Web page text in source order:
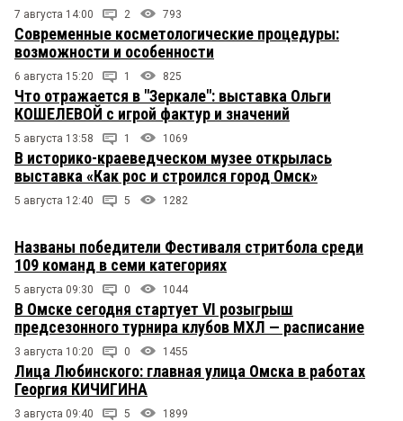
7 августа 14:00 2 793
Современные косметологические процедуры:
возможности и особенности
6 августа 15:20 1 825
Что отражается в "Зеркале": выставка Ольги
КОШЕЛЕВОЙ с игрой фактур и значений
5 августа 13:58 1 1069
В историко-краеведческом музее открылась
выставка «Как рос и строился город Омск»
5 августа 12:40 5 1282
Названы победители Фестиваля стритбола среди
109 команд в семи категориях
5 августа 09:30 0 1044
В Омске сегодня стартует VI розыгрыш
предсезонного турнира клубов МХЛ — расписание
3 августа 10:20 0 1455
Лица Любинского: главная улица Омска в работах
Георгия КИЧИГИНА
3 августа 09:40 5 1899